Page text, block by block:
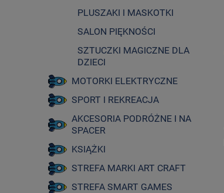
PLUSZAKI I MASKOTKI
SALON PIĘKNOŚCI
SZTUCZKI MAGICZNE DLA
DZIECI
MOTORKI ELEKTRYCZNE
SPORT I REKREACJA
AKCESORIA PODRÓŻNE I NA
SPACER
KSIĄŻKI
STREFA MARKI ART CRAFT
STREFA SMART GAMES